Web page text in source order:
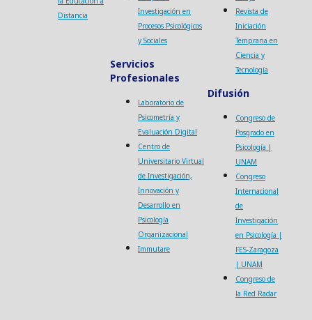
Distancia
Investigación en
Procesos Psicológicos
y Sociales
Servicios
Profesionales
Laboratorio de
Psicometría y
Evaluación Digital
Centro de
Universitario Virtual
de Investigación,
Innovación y
Desarrollo en
Psicología
Organizacional
Immutare
Revista de
Iniciación
Temprana en
Ciencia y
Tecnología
Difusión
Congreso de
Posgrado en
Psicología |
UNAM
Congreso
Internacional
de
Investigación
en Psicología |
FES-Zaragoza
| UNAM
Congreso de
la Red Radar